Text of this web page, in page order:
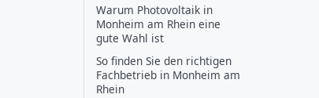
Warum Photovoltaik in
Monheim am Rhein eine
gute Wahl ist
So finden Sie den richtigen
Fachbetrieb in Monheim am
Rhein